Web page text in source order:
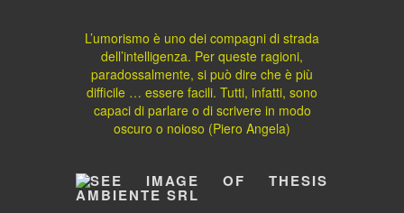
L’umorismo è uno dei compagni di strada
dell’intelligenza. Per queste ragioni,
paradossalmente, si può dire che è più
difficile … essere facili. Tutti, infatti, sono
capaci di parlare o di scrivere in modo
oscuro o noioso (Piero Angela)